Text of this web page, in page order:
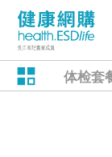
体检套